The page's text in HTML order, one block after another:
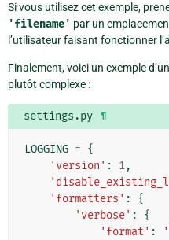
Si vous utilisez cet exemple,
'filename' par un
l’utilisateur faisant fonctionner
Finalement, voici un exemple
plutôt complexe :
settings.py ¶
LOGGING = {
'version' : 1,
'formatters' :
{
'verbose' :
{
'format' : '